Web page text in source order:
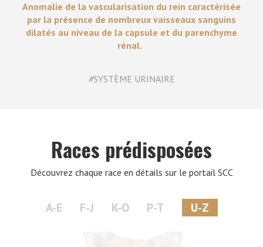
Anomalie de la vascularisation du rein caractérisée
par la présence de nombreux vaisseaux sanguins
dilatés au niveau de la capsule et du parenchyme
rénal.
#SYSTÈME URINAIRE
Races prédisposées
Découvrez chaque race en détails sur le portail SCC
A-E F-J K-O P-T U-Z